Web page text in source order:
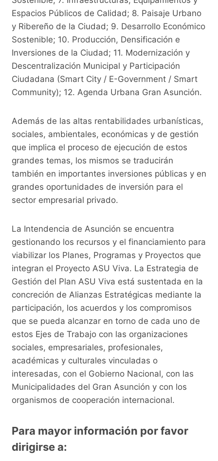
Espacios Públicos de Calidad; 8. Paisaje Urbano
y Ribereño de la Ciudad; 9. Desarrollo Económico
Sostenible; 10. Producción, Densificación e
Inversiones de la Ciudad; 11. Modernización y
Descentralización Municipal y Participación
Ciudadana (Smart City / E-Government / Smart
Community); 12. Agenda Urbana Gran Asunción.
Además de las altas rentabilidades urbanísticas,
sociales, ambientales, económicas y de gestión
que implica el proceso de ejecución de estos
grandes temas, los mismos se traducirán
también en importantes inversiones públicas y en
grandes oportunidades de inversión para el
sector empresarial privado.
La Intendencia de Asunción se encuentra
gestionando los recursos y el financiamiento para
viabilizar los Planes, Programas y Proyectos que
integran el Proyecto ASU Viva. La Estrategia de
Gestión del Plan ASU Viva está sustentada en la
concreción de Alianzas Estratégicas mediante la
participación, los acuerdos y los compromisos
que se pueda alcanzar en torno de cada uno de
estos Ejes de Trabajo con las organizaciones
sociales, empresariales, profesionales,
académicas y culturales vinculadas o
interesadas, con el Gobierno Nacional, con las
Municipalidades del Gran Asunción y con los
organismos de cooperación internacional.
Para mayor información por favor
dirigirse a: